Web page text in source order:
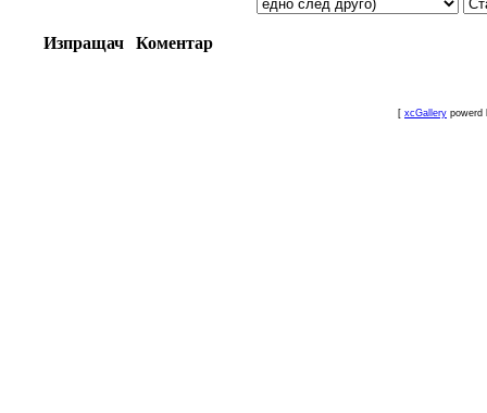
Изпращач Коментар
[ xcGallery